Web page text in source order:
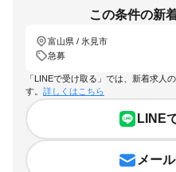
この条件の新
富山県 / 氷見市
急募
「LINEで受け取る」では、新着求人
す。 詳しくはこちら
LINE
メー